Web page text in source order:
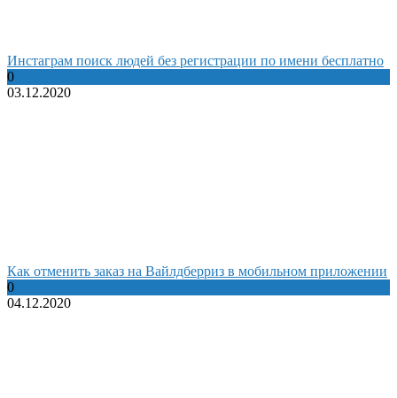
Инстаграм поиск людей без регистрации по имени бесплатно
0
03.12.2020
Как отменить заказ на Вайлдберриз в мобильном приложении
0
04.12.2020